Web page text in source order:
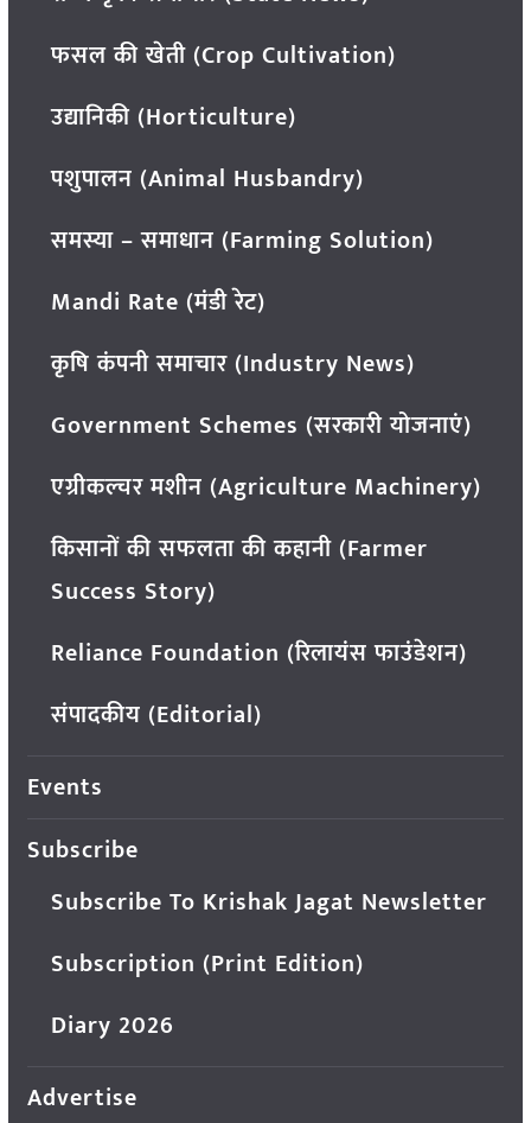
फसल की खेती (Crop Cultivation)
उद्यानिकी (Horticulture)
पशुपालन (Animal Husbandry)
समस्या – समाधान (Farming Solution)
Mandi Rate (मंडी रेट)
कृषि कंपनी समाचार (Industry News)
Government Schemes (सरकारी योजनाएं)
एग्रीकल्चर मशीन (Agriculture Machinery)
किसानों की सफलता की कहानी (Farmer
Success Story)
Reliance Foundation (रिलायंस फाउंडेशन)
संपादकीय (Editorial)
Events
Subscribe
Subscribe To Krishak Jagat Newsletter
Subscription (Print Edition)
Diary 2026
Advertise